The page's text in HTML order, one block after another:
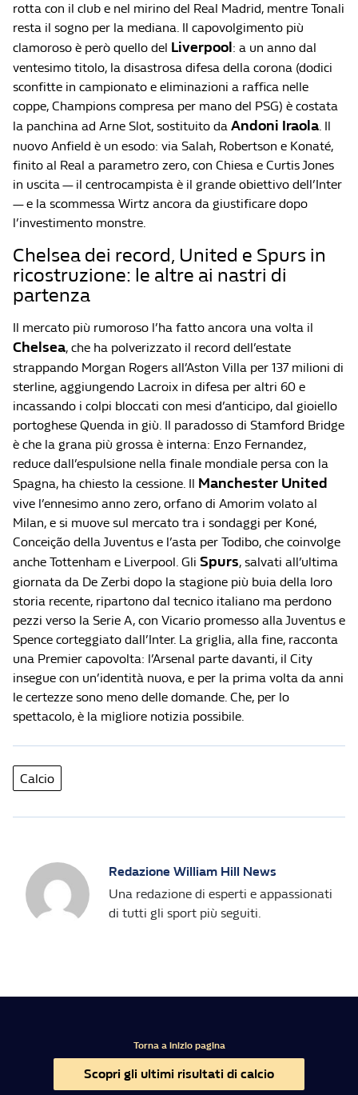
rotta con il club e nel mirino del Real Madrid, mentre Tonali
resta il sogno per la mediana. Il capovolgimento più
clamoroso è però quello del Liverpool : a un anno dal
ventesimo titolo, la disastrosa difesa della corona (dodici
sconfitte in campionato e eliminazioni a raffica nelle
coppe, Champions compresa per mano del PSG) è costata
la panchina ad Arne Slot, sostituito da Andoni Iraola. Il
nuovo Anfield è un esodo: via Salah, Robertson e Konaté,
finito al Real a parametro zero, con Chiesa e Curtis Jones
in uscita — il centrocampista è il grande obiettivo dell’Inter
— e la scommessa Wirtz ancora da giustificare dopo
l’investimento monstre.
Chelsea dei record, United e Spurs in
ricostruzione: le altre ai nastri di
partenza
Il mercato più rumoroso l’ha fatto ancora una volta il
Chelsea, che ha polverizzato il record dell’estate
strappando Morgan Rogers all’Aston Villa per 137 milioni di
sterline, aggiungendo Lacroix in difesa per altri 60 e
incassando i colpi bloccati con mesi d’anticipo, dal gioiello
portoghese Quenda in giù. Il paradosso di Stamford Bridge
è che la grana più grossa è interna: Enzo Fernandez,
reduce dall’espulsione nella finale mondiale persa con la
Spagna, ha chiesto la cessione. Il Manchester United
vive l’ennesimo anno zero, orfano di Amorim volato al
Milan, e si muove sul mercato tra i sondaggi per Koné,
Conceição della Juventus e l’asta per Todibo, che coinvolge
anche Tottenham e Liverpool. Gli Spurs, salvati all’ultima
giornata da De Zerbi dopo la stagione più buia della loro
storia recente, ripartono dal tecnico italiano ma perdono
pezzi verso la Serie A, con Vicario promesso alla Juventus e
Spence corteggiato dall’Inter. La griglia, alla fine, racconta
una Premier capovolta: l’Arsenal parte davanti, il City
insegue con un’identità nuova, e per la prima volta da anni
le certezze sono meno delle domande. Che, per lo
spettacolo, è la migliore notizia possibile.
Calcio
Redazione William Hill News
Una redazione di esperti e appassionati
di tutti gli sport più seguiti.
Torna a inizio pagina
Scopri gli ultimi risultati di calcio